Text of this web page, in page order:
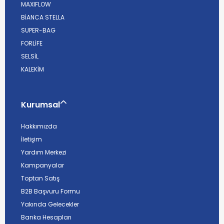
MAXIFLOW
BİANCA STELLA
SUPER-BAG
FORLİFE
SELSİL
KALEKİM
Kurumsal
Hakkımızda
İletişim
Yardım Merkezi
Kampanyalar
Toptan Satış
B2B Başvuru Formu
Yakında Gelecekler
Banka Hesapları